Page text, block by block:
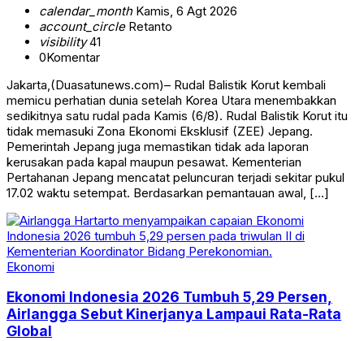
calendar_monthKamis, 6 Agt 2026
account_circleRetanto
visibility41
0Komentar
Jakarta,(Duasatunews.com)– Rudal Balistik Korut kembali
memicu perhatian dunia setelah Korea Utara menembakkan
sedikitnya satu rudal pada Kamis (6/8). Rudal Balistik Korut itu
tidak memasuki Zona Ekonomi Eksklusif (ZEE) Jepang.
Pemerintah Jepang juga memastikan tidak ada laporan
kerusakan pada kapal maupun pesawat. Kementerian
Pertahanan Jepang mencatat peluncuran terjadi sekitar pukul
17.02 waktu setempat. Berdasarkan pemantauan awal, […]
Ekonomi
Ekonomi Indonesia 2026 Tumbuh 5,29 Persen,
Airlangga Sebut Kinerjanya Lampaui Rata-Rata
Global